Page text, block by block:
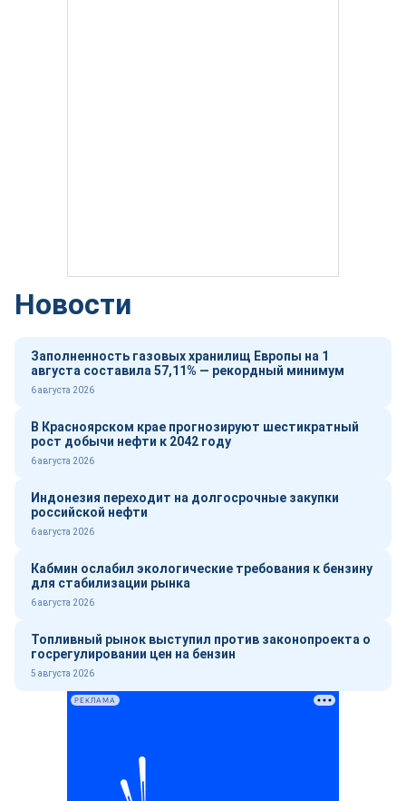
Новости
Заполненность газовых хранилищ Европы на 1
августа составила 57,11% — рекордный минимум
6 августа 2026
В Красноярском крае прогнозируют шестикратный
рост добычи нефти к 2042 году
6 августа 2026
Индонезия переходит на долгосрочные закупки
российской нефти
6 августа 2026
Кабмин ослабил экологические требования к бензину
для стабилизации рынка
6 августа 2026
Топливный рынок выступил против законопроекта о
госрегулировании цен на бензин
5 августа 2026
РЕКЛАМА